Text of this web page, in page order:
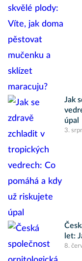
Jak
úpal
3.
let:
8.